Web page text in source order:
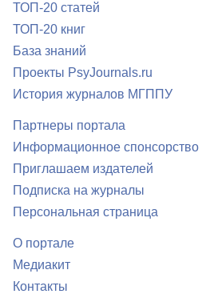
ТОП-20 статей
ТОП-20 книг
База знаний
Проекты PsyJournals.ru
История журналов МГППУ
Партнеры портала
Информационное спонсорство
Приглашаем издателей
Подписка на журналы
Персональная страница
О портале
Медиакит
Контакты